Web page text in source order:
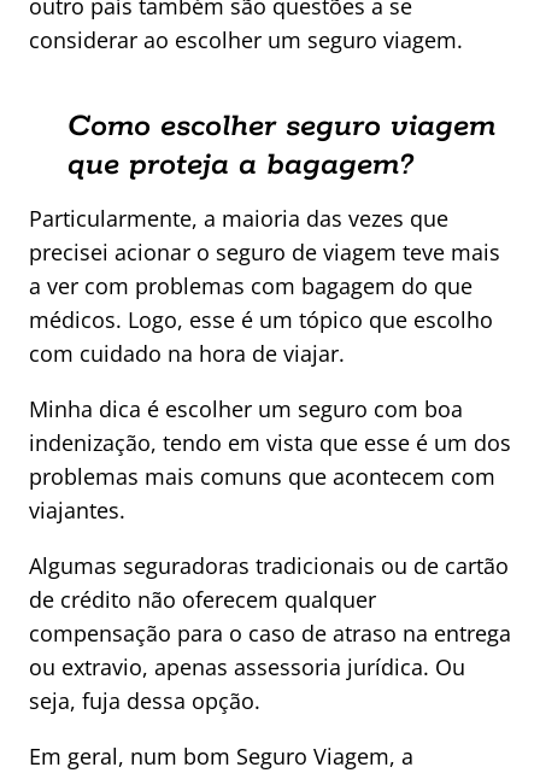
outro país também são questões a se
considerar ao escolher um seguro viagem.
Como escolher seguro viagem
que proteja a bagagem?
Particularmente, a maioria das vezes que
precisei acionar o seguro de viagem teve mais
a ver com problemas com bagagem do que
médicos. Logo, esse é um tópico que escolho
com cuidado na hora de viajar.
Minha dica é escolher um seguro com boa
indenização, tendo em vista que esse é um dos
problemas mais comuns que acontecem com
viajantes.
Algumas seguradoras tradicionais ou de cartão
de crédito não oferecem qualquer
compensação para o caso de atraso na entrega
ou extravio, apenas assessoria jurídica. Ou
seja, fuja dessa opção.
Em geral, num bom Seguro Viagem, a